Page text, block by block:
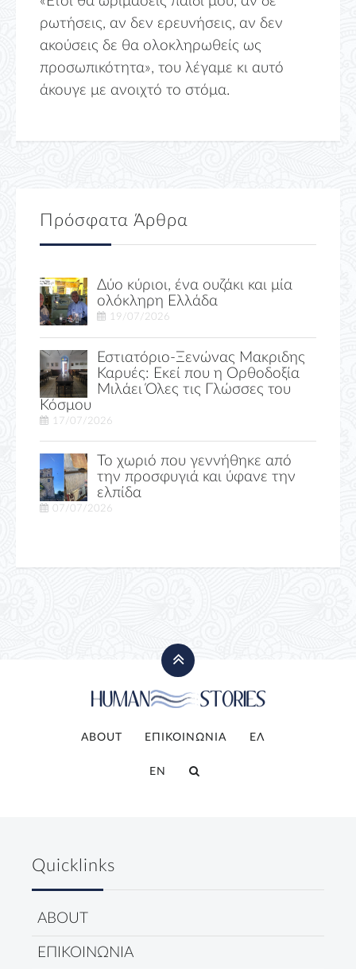
ρωτήσεις, αν δεν ερευνήσεις, αν δεν
ακούσεις δε θα ολοκληρωθείς ως
προσωπικότητα», του λέγαμε κι αυτό
άκουγε με ανοιχτό το στόμα.
Πρόσφατα Άρθρα
Δύο κύριοι, ένα ουζάκι και μία
ολόκληρη Ελλάδα
19/07/2026
Εστιατόριο-Ξενώνας Μακριδης
Καρυές: Εκεί που η Ορθοδοξία
Μιλάει Όλες τις Γλώσσες του
Κόσμου
17/07/2026
Το χωριό που γεννήθηκε από
την προσφυγιά και ύφανε την
ελπίδα
07/07/2026
ABOUT ΕΠΙΚΟΙΝΩΝΙΑ ΕΛ
EN
Quicklinks
ABOUT
ΕΠΙΚΟΙΝΩΝΙΑ